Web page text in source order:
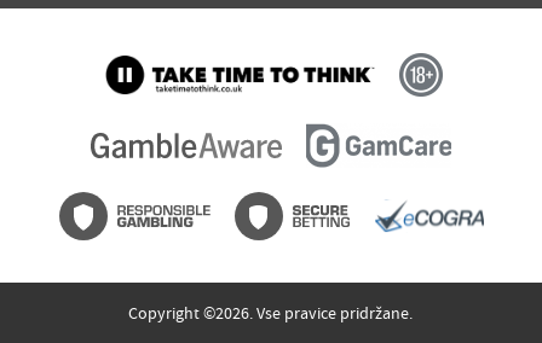
Copyright ©2026. Vse pravice pridržane.